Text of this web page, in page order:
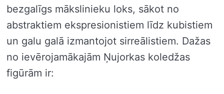
bezgalīgs mākslinieku loks, sākot no
abstraktiem ekspresionistiem līdz kubistiem
un galu galā izmantojot sirreālistiem. Dažas
no ievērojamākajām Ņujorkas koledžas
figūrām ir: